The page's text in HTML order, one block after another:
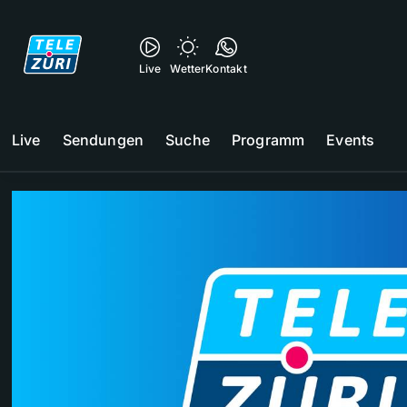
Live WetterKontakt
Live Sendungen Suche Programm Events